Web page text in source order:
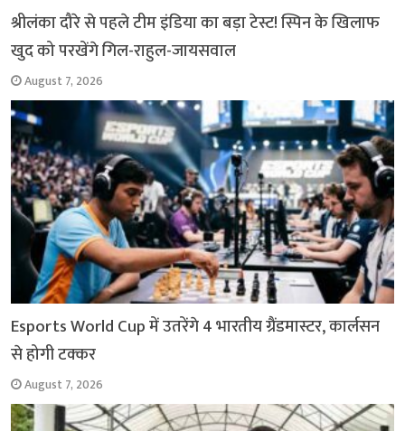
श्रीलंका दौरे से पहले टीम इंडिया का बड़ा टेस्ट! स्पिन के खिलाफ
खुद को परखेंगे गिल-राहुल-जायसवाल
August 7, 2026
Esports World Cup में उतरेंगे 4 भारतीय ग्रैंडमास्टर, कार्लसन
से होगी टक्कर
August 7, 2026